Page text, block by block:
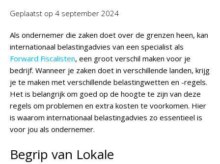
Geplaatst op 4 september 2024
Als ondernemer die zaken doet over de grenzen heen, kan
internationaal belastingadvies van een specialist als
Forward Fiscalisten, een groot verschil maken voor je
bedrijf. Wanneer je zaken doet in verschillende landen, krijg
je te maken met verschillende belastingwetten en -regels.
Het is belangrijk om goed op de hoogte te zijn van deze
regels om problemen en extra kosten te voorkomen. Hier
is waarom internationaal belastingadvies zo essentieel is
voor jou als ondernemer.
Begrip van Lokale